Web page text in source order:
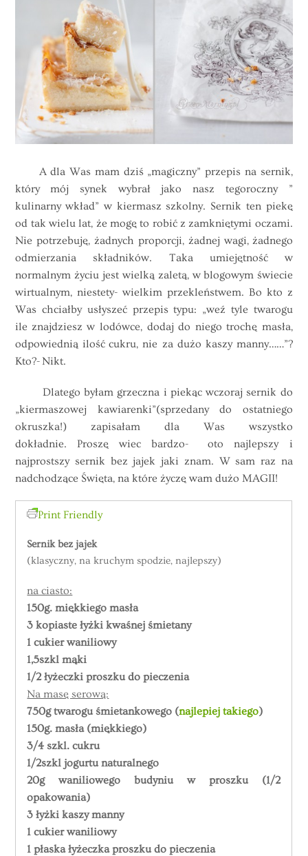
A dla Was mam dziś „magiczny” przepis na sernik,
który mój synek wybrał jako nasz tegoroczny ”
kulinarny wkład” w kiermasz szkolny. Sernik ten piekę
od tak wielu lat, że mogę to robić z zamkniętymi oczami.
Nie potrzebuję, żadnych proporcji, żadnej wagi, żadnego
odmierzania składników. Taka umiejętność w
normalnym życiu jest wielką zaletą, w blogowym świecie
wirtualnym, niestety- wielkim przekleństwem. Bo kto z
Was chciałby usłyszeć przepis typu: „weź tyle twarogu
ile znajdziesz w lodówce, dodaj do niego trochę masła,
odpowiednią ilość cukru, nie za dużo kaszy manny……”?
Kto?- Nikt.
Dlatego byłam grzeczna i piekąc wczoraj sernik do
„kiermaszowej kawiarenki”(sprzedany do ostatniego
okruszka!) zapisałam dla Was wszystko
dokładnie. Proszę wiec bardzo- oto najlepszy i
najprostszy sernik bez jajek jaki znam. W sam raz na
nadchodzące Święta, na które życzę wam dużo MAGII!
Print Friendly
Sernik bez jajek
(klasyczny, na kruchym spodzie, najlepszy)
na ciasto:
150g. miękkiego masła
3 kopiaste łyżki kwaśnej śmietany
1 cukier waniliowy
1,5szkl mąki
1/2 łyżeczki proszku do pieczenia
Na masę serową:
750g twarogu śmietankowego (najlepiej takiego)
150g. masła (miękkiego)
3/4 szkl. cukru
1/2szkl jogurtu naturalnego
20g waniliowego budyniu w proszku (1/2
opakowania)
3 łyżki kaszy manny
1 cukier waniliowy
1 płaska łyżeczka proszku do pieczenia